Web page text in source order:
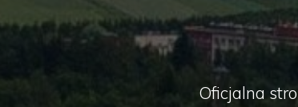
Oficjalna